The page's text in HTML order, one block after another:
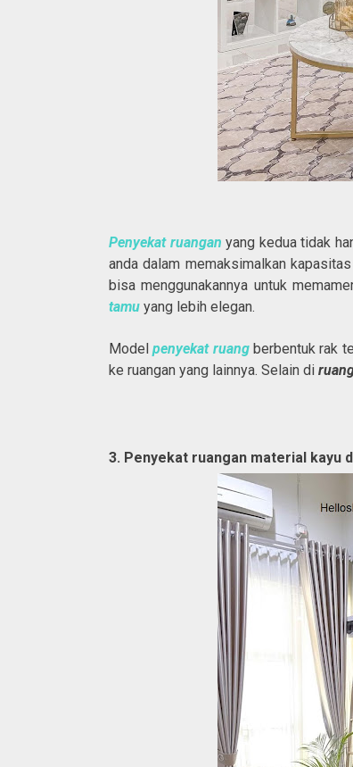
Penyekat ruangan yang kedua tidak
anda dalam memaksimalkan kapasitas
bisa menggunakannya untuk
tamu yang lebih elegan.
Modelpenyekat ruang berbentuk rak
ke ruangan yang lainnya. Selain di
3. Penyekat ruangan material kayu